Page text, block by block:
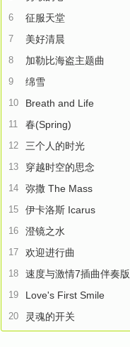
6 征服天堂
7 美好清晨
8 加勒比海盗主题曲
9 绵雪
10 Breath and Life
11 春(Spring)
12 三个人的时光
13 穿越时空的思念
14 弥撒 The Mass
15 伊卡洛斯 Icarus
16 澄镜之水
17 欢迎进行曲
18 速度与激情7插曲伴奏版
19 Love's First Smile
20 灵魂的开关